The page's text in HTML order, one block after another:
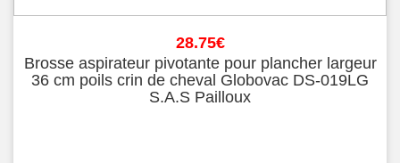
28.75€
Brosse aspirateur pivotante pour plancher largeur
36 cm poils crin de cheval Globovac DS-019LG
S.A.S Pailloux